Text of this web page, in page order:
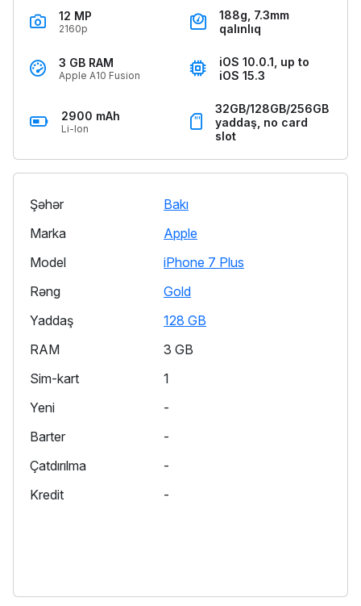
12 MP
2160p
188g, 7.3mm
qalınlıq
3 GB RAM
Apple A10 Fusion
iOS 10.0.1, up to
iOS 15.3
2900 mAh
Li-Ion
32GB/128GB/256GB
yaddaş, no card
slot
Şəhər
Bakı
Marka
Apple
Model
iPhone 7 Plus
Rəng
Gold
Yaddaş
128 GB
RAM
3 GB
Sim-kart
1
Yeni
-
Barter
-
Çatdırılma
-
Kredit
-